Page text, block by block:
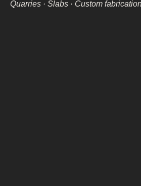
Quarries · Slabs · Custom